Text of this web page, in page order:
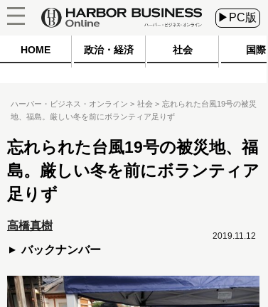
▶PC版
HOME 政治・経済 社会 国際
ハーバー・ビジネス・オンライン 社会
忘れられた台風19号の被災
地、福島。厳しい冬を前にボランティア足りず
忘れられた台風19号の被災地、福
島。厳しい冬を前にボランティア
足りず
高橋真樹
バックナンバー
2019.11.12